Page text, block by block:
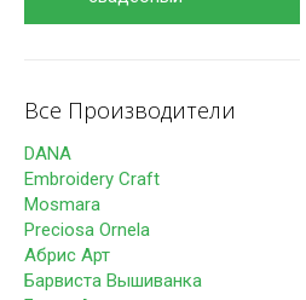
Все Производители
DANA
Embroidery Craft
Mosmara
Preciosa Ornela
Абрис Арт
Барвиста Вышиванка